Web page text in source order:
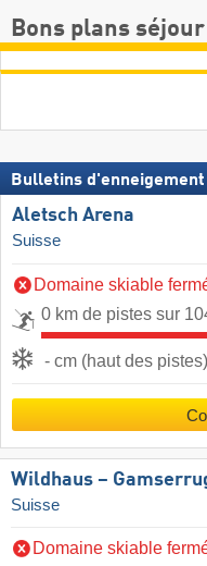
Bons plans
Bulletins d'enneigement
Aletsch Arena
Suisse
Domaine skiable
0 km de pistes sur
- cm (haut des pistes)
Wildhaus –
Suisse
Domaine skiable